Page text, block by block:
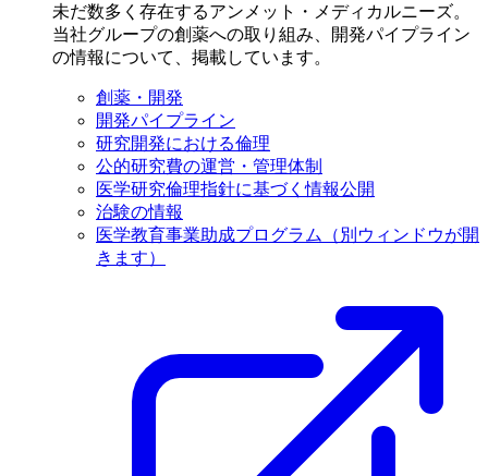
未だ数多く存在するアンメット・メディカルニーズ。
当社グループの創薬への取り組み、開発パイプライン
の情報について、掲載しています。
創薬・開発
開発パイプライン
研究開発における倫理
公的研究費の運営・管理体制
医学研究倫理指針に基づく情報公開
治験の情報
医学教育事業助成プログラム
（別ウィンドウが開
きます）